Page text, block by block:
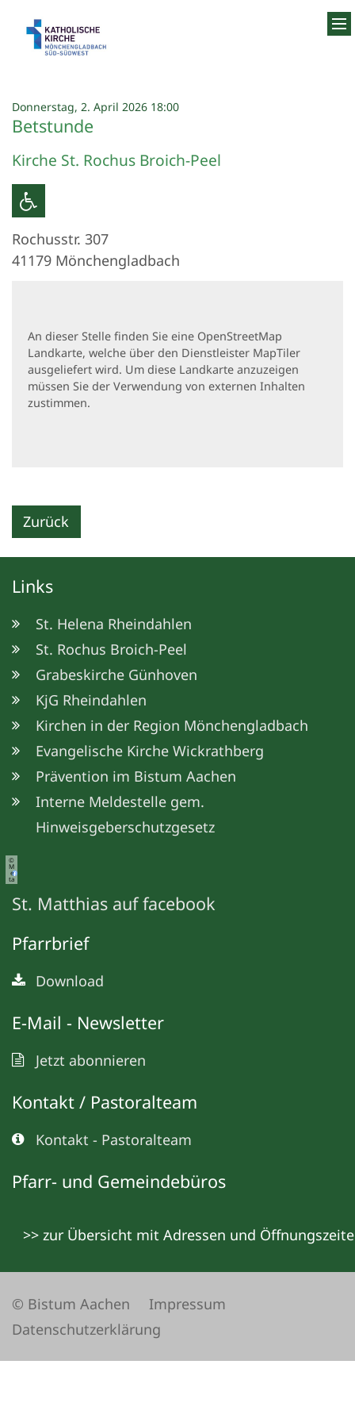
Donnerstag, 2. April 2026 18:00:
Betstunde
Kirche St. Rochus Broich-Peel
Rochusstr. 307
41179 Mönchengladbach
An dieser Stelle finden Sie eine OpenStreetMap
Landkarte, welche über den Dienstleister MapTiler
ausgeliefert wird. Um diese Landkarte anzuzeigen
müssen Sie der Verwendung von externen Inhalten
zustimmen.
Zurück
Links
St. Helena Rheindahlen
St. Rochus Broich-Peel
Grabeskirche Günhoven
KjG Rheindahlen
Kirchen in der Region Mönchengladbach
Evangelische Kirche Wickrathberg
Prävention im Bistum Aachen
Interne Meldestelle gem.
Hinweisgeberschutzgesetz
©
M
e
ta
St. Matthias auf facebook
Pfarrbrief
Download
E-Mail - Newsletter
Jetzt abonnieren
Kontakt / Pastoralteam
Kontakt - Pastoralteam
Pfarr- und Gemeindebüros
>> zur Übersicht mit Adressen und
© Bistum Aachen
Impressum
Datenschutzerklärung